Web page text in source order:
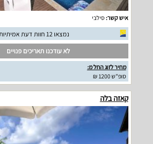
איש קשר:סילבי
נמצאו 12 חוות דעת אמיתיות
לא עודכנו תאריכים פנויים
מחיר לזוג החל מ:
סופ"ש 1200 ₪
קאזה בלה